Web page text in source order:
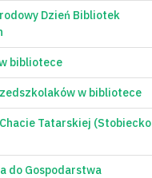
Dzień Bibliotek
bibliotece
w bibliotece
Tatarskiej (Stobiecko
do Gospodarstwa